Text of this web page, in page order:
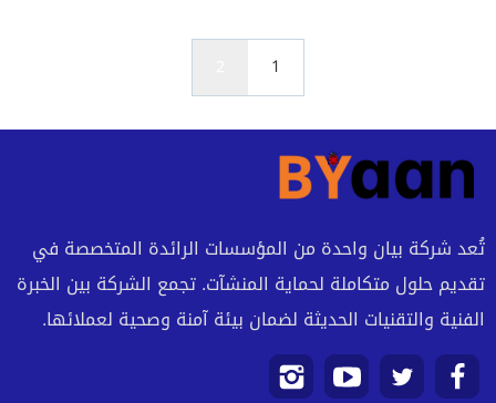
1
تُعد شركة بيان واحدة من المؤسسات الرائدة المتخصصة في
تقديم حلول متكاملة لحماية المنشآت. تجمع الشركة بين الخبرة
الفنية والتقنيات الحديثة لضمان بيئة آمنة وصحية لعملائها.
تابعنا
تابعنا
تابعنا
تابعنا